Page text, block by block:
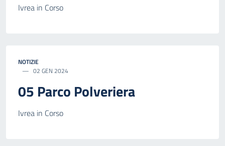
Ivrea in Corso
NOTIZIE
02 GEN 2024
05 Parco Polveriera
Ivrea in Corso